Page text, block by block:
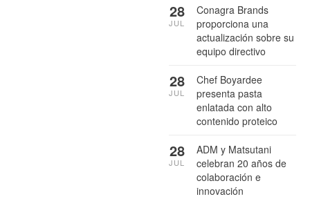
Conagra Brands
proporciona una
actualización sobre su
equipo directivo
28
JUL
Chef Boyardee
presenta pasta
enlatada con alto
contenido proteico
28
JUL
ADM y Matsutani
celebran 20 años de
colaboración e
innovación
28
JUL